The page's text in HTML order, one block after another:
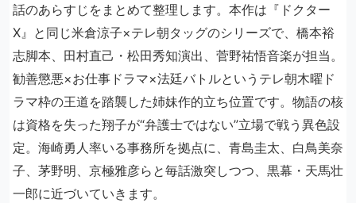
話のあらすじをまとめて整理します。本作は『ドクター
X』と同じ米倉涼子×テレ朝タッグのシリーズで、橋本裕
志脚本、田村直己・松田秀知演出、菅野祐悟音楽が担当。
勧善懲悪×お仕事ドラマ×法廷バトルというテレ朝木曜ド
ラマ枠の王道を踏襲した姉妹作的立ち位置です。物語の核
は資格を失った翔子が“弁護士ではない”立場で戦う異色設
定。海崎勇人率いる事務所を拠点に、青島圭太、白鳥美奈
子、茅野明、京極雅彦らと毎話激突しつつ、黒幕・天馬壮
一郎に近づいていきます。